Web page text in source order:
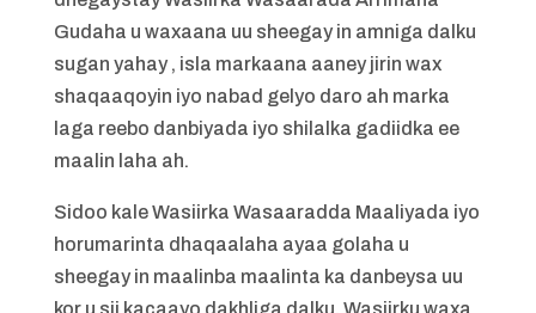
Gudaha u waxaana uu sheegay in amniga dalku
sugan yahay , isla markaana aaney jirin wax
shaqaaqoyin iyo nabad gelyo daro ah marka
laga reebo danbiyada iyo shilalka gadiidka ee
maalin laha ah.
Sidoo kale Wasiirka Wasaaradda Maaliyada iyo
horumarinta dhaqaalaha ayaa golaha u
sheegay in maalinba maalinta ka danbeysa uu
kor u sii kacaayo dakhliga dalku, Wasiirku waxa